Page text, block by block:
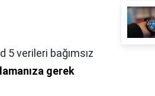
5 verileri bağımsız
gerek